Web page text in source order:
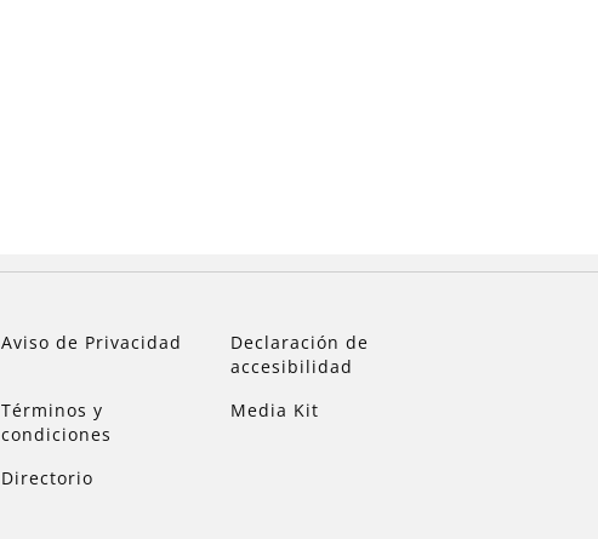
Aviso de Privacidad
Declaración de
accesibilidad
Términos y
condiciones
Media Kit
Directorio